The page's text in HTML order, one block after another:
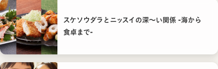
スケソウダラとニッスイの深〜い関係 -海から
食卓まで-